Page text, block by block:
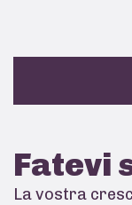
Fatevi
La vostra